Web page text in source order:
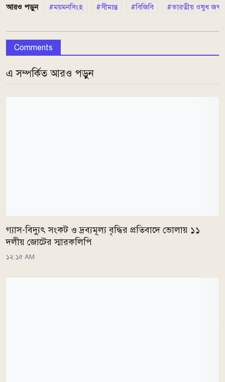
আরও পড়ুন ময়মনসিংহ সীমান্ত বিজিবি ভারতীয় ওষুধ জব্দ
Comments
এ সম্পর্কিত আরও পড়ুন
গ্যাস-বিদ্যুৎ সংকট ও দ্রব্যমূল্য বৃদ্ধির প্রতিবাদে ভোলায় ১১
দলীয় জোটের স্মারকলিপি
১২:১৫ AM